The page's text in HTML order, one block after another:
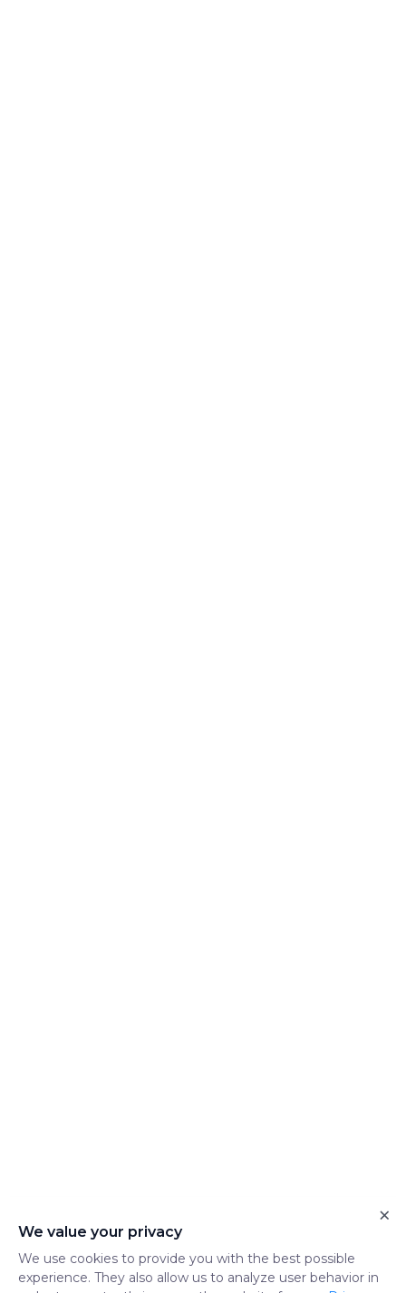
We value your privacy
We use cookies to provide you with the best possible
experience. They also allow us to analyze user behavior in
×